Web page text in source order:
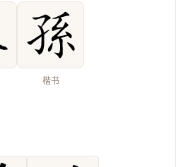
楷书